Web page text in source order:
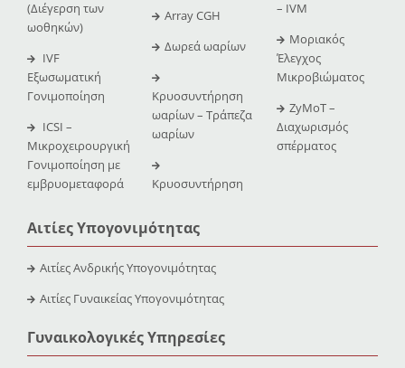
(Διέγερση των
ωοθηκών)
IVF
Εξωσωματική
Γονιμοποίηση
ICSI –
Μικροχειρουργική
Γονιμοποίηση με
εμβρυομεταφορά
Array CGH
Δωρεά ωαρίων
Κρυοσυντήρηση
ωαρίων – Τράπεζα
ωαρίων
Κρυοσυντήρηση
– IVM
Μοριακός
Έλεγχος
Μικροβιώματος
ZyMoT –
Διαχωρισμός
σπέρματος
Αιτίες Υπογονιμότητας
Αιτίες Ανδρικής Υπογονιμότητας
Αιτίες Γυναικείας Υπογονιμότητας
Γυναικολογικές Υπηρεσίες